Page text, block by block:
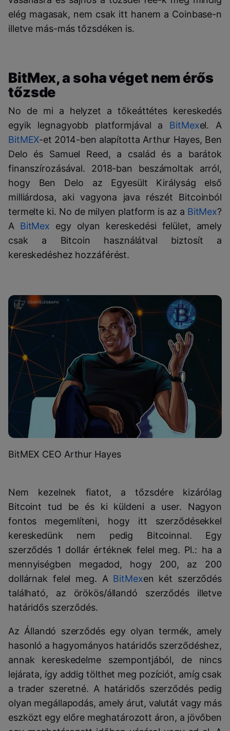
elég magasak, nem csak itt hanem a Coinbase-n
illetve más-más tőzsdéken is.
BitMex, a soha véget nem érős
tőzsde
No de mi a helyzet a tőkeáttétes kereskedés
egyik legnagyobb platformjával a BitMexel. A
BitMEX-et 2014-ben alapította Arthur Hayes, Ben
Delo és Samuel Reed, a család és a barátok
finanszírozásával. 2018-ban beszámoltak arról,
hogy Ben Delo az Egyesült Királyság első
milliárdosa, aki vagyona java részét Bitcoinból
termelte ki. No de milyen platform is az a BitMex?
A BitMex egy olyan kereskedési felület, amely
csak a Bitcoin használátval biztosít a
kereskedéshez hozzáférést.
BitMEX CEO Arthur Hayes
Nem kezelnek fiatot, a tőzsdére kizárólag
Bitcoint tud be és ki küldeni a user. Nagyon
fontos megemlíteni, hogy itt szerződésekkel
kereskedünk nem pedig Bitcoinnal. Egy
szerződés 1 dollár értéknek felel meg. Pl.: ha a
mennyiségben megadod, hogy 200, az 200
dollárnak felel meg. A BitMexen két szerződés
található, az örökös/állandó szerződés illetve
határidős szerződés.
Az Állandó szerződés egy olyan termék, amely
hasonló a hagyományos határidős szerződéshez,
annak kereskedelme szempontjából, de nincs
lejárata, így addig tölthet meg pozíciót, amíg csak
a trader szeretné. A határidős szerződés pedig
olyan megállapodás, amely árut, valutát vagy más
eszközt egy előre meghatározott áron, a jövőben